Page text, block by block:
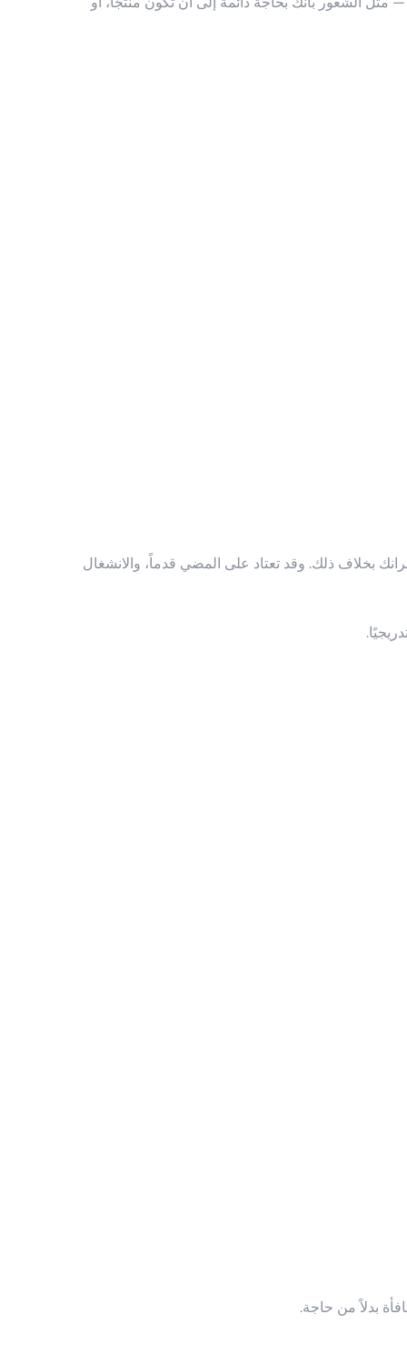
بخلاف ذلك. وقد تعتاد على المضي قدماً، والانشغال
بدلاً من حاجة.